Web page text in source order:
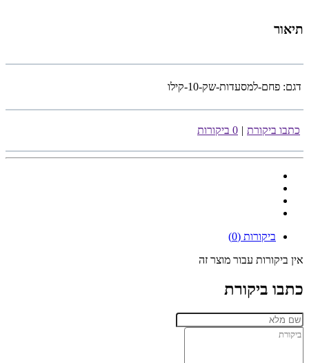
תיאור
דגם: פחם-למסעדות-שק-10-קילו
כתבו ביקורת | 0 ביקורות
ביקורות (0)
אין ביקורות עבור מוצר זה
כתבו ביקורת